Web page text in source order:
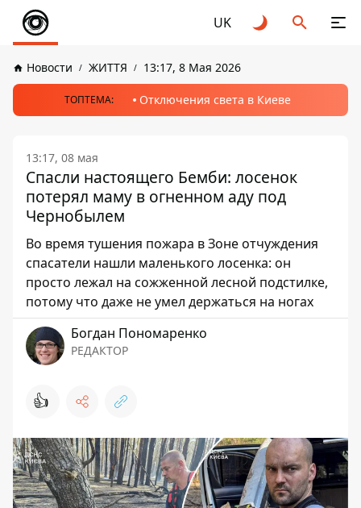
UK
Новости ЖИТТЯ 13:17, 8 Мая 2026
ТОПТЕМА: Отключения света в Киеве
13:17, 08 мая
Спасли настоящего Бемби: лосенок
потерял маму в огненном аду под
Чернобылем
Во время тушения пожара в Зоне отчуждения
спасатели нашли маленького лосенка: он
просто лежал на сожженной лесной подстилке,
потому что даже не умел держаться на ногах
Богдан Пономаренко
РЕДАКТОР
👍